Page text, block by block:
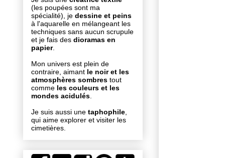
(les poupées sont ma
spécialité), je dessine et peins
à l'aquarelle en mélangeant les
techniques sans aucun scrupule
et je fais des dioramas en
papier.
Mon univers est plein de
contraire, aimant le noir et les
atmosphères sombres tout
comme les couleurs et les
mondes acidulés
Je suis aussi une taphophile
qui aime explorer et visiter les
cimetières.